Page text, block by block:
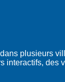
plusieurs
interactifs, des